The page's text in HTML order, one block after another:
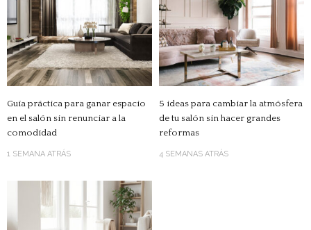
Guía práctica para ganar espacio
en el salón sin renunciar a la
comodidad
1 SEMANA ATRÁS
5 ideas para cambiar la atmósfera
de tu salón sin hacer grandes
reformas
4 SEMANAS ATRÁS